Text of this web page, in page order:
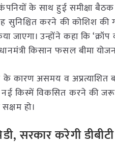
कंपनियों के साथ हुई समीक्षा
सुनिश्चित करने की कोशिश
जाएगा। उन्होंने कहा कि
किसान फसल बीमा
के कारण असमय व
किस्में विकसित करने की
हो।
सरकार करेगी